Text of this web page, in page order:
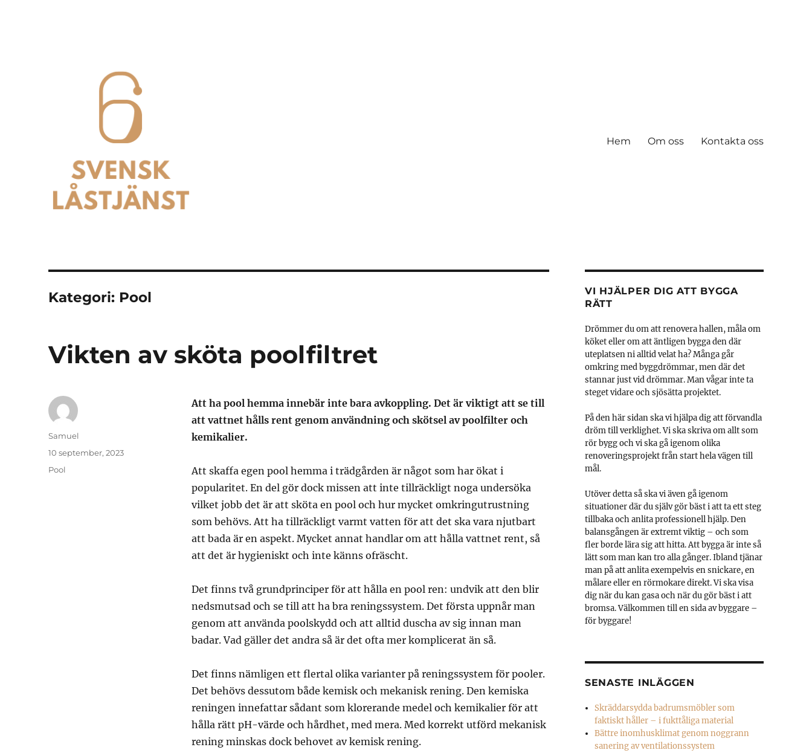
Hem Om oss Kontakta oss
Kategori: Pool
Vikten av sköta poolfiltret
Att ha pool hemma innebär inte bara avkoppling. Det är viktigt att se till
att vattnet hålls rent genom användning och skötsel av poolfilter och
kemikalier.
Att skaffa egen pool hemma i trädgården är något som har ökat i
popularitet. En del gör dock missen att inte tillräckligt noga undersöka
vilket jobb det är att sköta en pool och hur mycket omkringutrustning
som behövs. Att ha tillräckligt varmt vatten för att det ska vara njutbart
att bada är en aspekt. Mycket annat handlar om att hålla vattnet rent, så
att det är hygieniskt och inte känns ofräscht.
Det finns två grundprinciper för att hålla en pool ren: undvik att den blir
nedsmutsad och se till att ha bra reningssystem. Det första uppnår man
genom att använda poolskydd och att alltid duscha av sig innan man
badar. Vad gäller det andra så är det ofta mer komplicerat än så.
Det finns nämligen ett flertal olika varianter på reningssystem för pooler.
Det behövs dessutom både kemisk och mekanisk rening. Den kemiska
reningen innefattar sådant som klorerande medel och kemikalier för att
hålla rätt pH-värde och hårdhet, med mera. Med korrekt utförd mekanisk
rening minskas dock behovet av kemisk rening.
Författare
Samuel
Publicerat
10 september, 2023
Kategorier
Pool
VI HJÄLPER DIG ATT BYGGA
RÄTT
Drömmer du om att renovera hallen, måla om
köket eller om att äntligen bygga den där
uteplatsen ni alltid velat ha? Många går
omkring med byggdrömmar, men där det
stannar just vid drömmar. Man vågar inte ta
steget vidare och sjösätta projektet.
På den här sidan ska vi hjälpa dig att förvandla
dröm till verklighet. Vi ska skriva om allt som
rör bygg och vi ska gå igenom olika
renoveringsprojekt från start hela vägen till
mål.
Utöver detta så ska vi även gå igenom
situationer där du själv gör bäst i att ta ett steg
tillbaka och anlita professionell hjälp. Den
balansgången är extremt viktig – och som
fler borde lära sig att hitta. Att bygga är inte så
lätt som man kan tro alla gånger. Ibland tjänar
man på att anlita exempelvis en snickare, en
målare eller en rörmokare direkt. Vi ska visa
dig när du kan gasa och när du gör bäst i att
bromsa. Välkommen till en sida av byggare –
för byggare!
SENASTE INLÄGGEN
Skräddarsydda badrumsmöbler som
faktiskt håller – i fukttåliga material
Bättre inomhusklimat genom noggrann
sanering av ventilationssystem